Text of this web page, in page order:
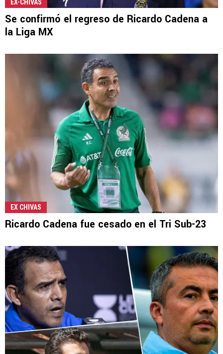
EX-CHIVAS
Se confirmó el regreso de Ricardo Cadena a
la Liga MX
EX CHIVAS
Ricardo Cadena fue cesado en el Tri Sub-23